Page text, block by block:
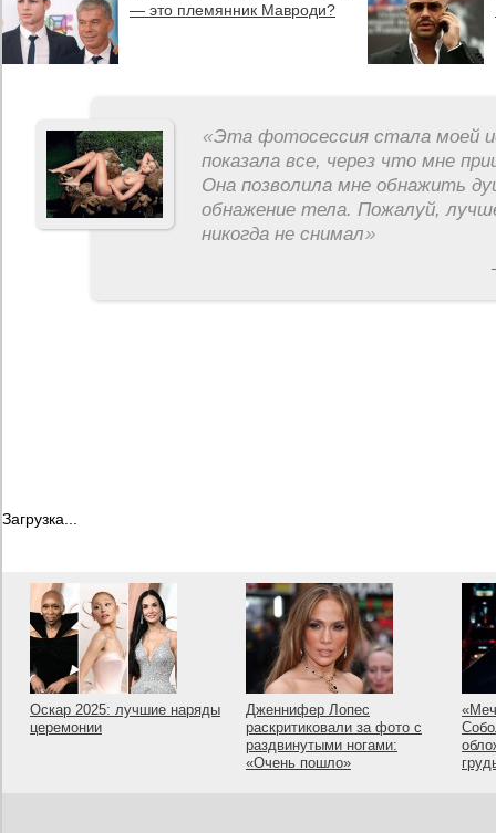
— это племянник Мавроди?
«Эта фотосессия стала моей
показала все, через что мне
Она позволила мне обнажить
обнажение тела. Пожалуй,
никогда не снимал»
Загрузка...
Оскар 2025: лучшие наряды
церемонии
Дженнифер Лопес
раскритиковали за фото с
раздвинутыми ногами:
«Очень пошло»